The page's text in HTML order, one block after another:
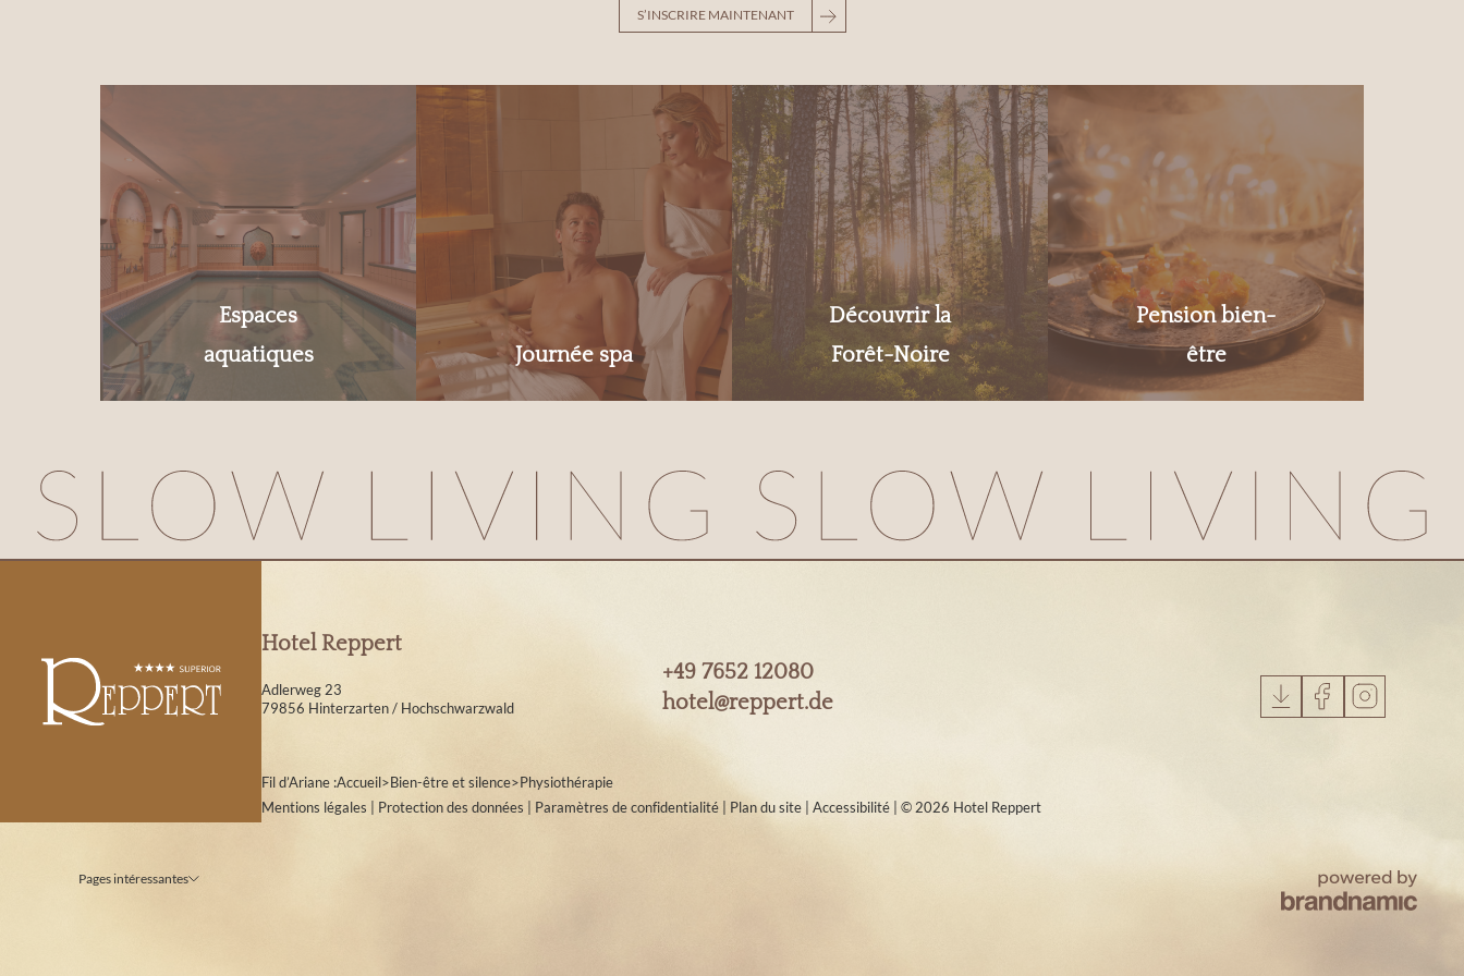
S’INSCRIRE MAINTENANT
Espaces
aquatiques
Journée spa
Découvrir la
Forêt-Noire
Pension bien-
être
Hotel Reppert
Adlerweg 23
79856 Hinterzarten / Hochschwarzwald
+49 7652 12080
hotel@reppert.de
Fil d’Ariane :Accueil>Bien-être et silence>Physiothérapie
Mentions légales
Protection des données Paramètres de confidentialité Plan du site Accessibilité © 2026 Hotel Reppert
Pages intéressantes